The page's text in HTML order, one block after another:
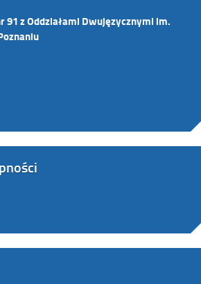
91 z Oddziałami Dwujęzycznymi im.